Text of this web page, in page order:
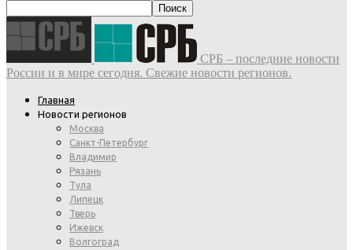
СРБ – последние новости
России и в мире сегодня. Свежие новости регионов.
Главная
Новости регионов
Москва
Санкт-Петербург
Владимир
Рязань
Тула
Липецк
Тверь
Ижевск
Волгоград